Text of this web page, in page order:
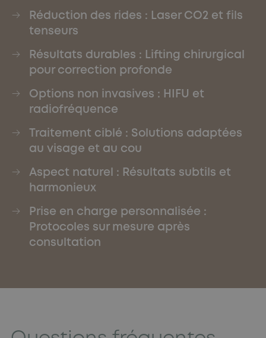
Réduction des rides : Laser CO2 et fils
tenseurs
Résultats durables : Lifting chirurgical
pour correction profonde
Options non invasives : HIFU et
radiofréquence
Traitement ciblé : Solutions adaptées
au visage et au cou
Aspect naturel : Résultats subtils et
harmonieux
Prise en charge personnalisée :
Protocoles sur mesure après
consultation